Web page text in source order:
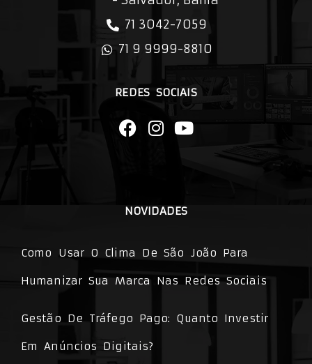
71 3042-7059
71 9 9999-8810
REDES SOCIAIS
NOVIDADES
Como Usar O Clima De São João Para
Humanizar Sua Marca Nas Redes Sociais
Gestão De Tráfego Pago: Quanto Investir
Em Anúncios Digitais?